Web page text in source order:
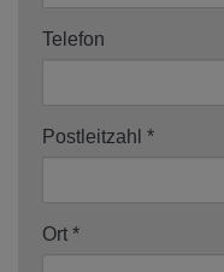
Telefon
Postleitzahl
Ort